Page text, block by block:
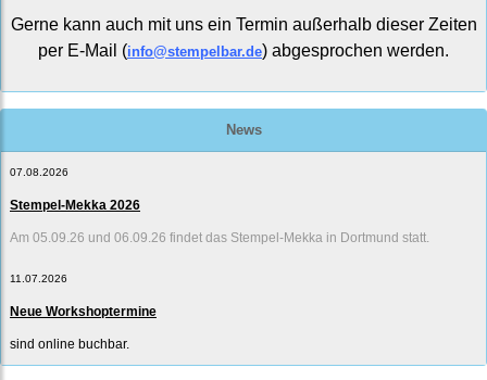
Gerne kann auch mit uns ein Termin außerhalb dieser Zeiten
per E-Mail (info@stempelbar.de) abgesprochen werden.
News
07.08.2026
Stempel-Mekka 2026
Am 05.09.26 und 06.09.26 findet das Stempel-Mekka in Dortmund statt.
11.07.2026
Neue Workshoptermine
sind online buchbar.